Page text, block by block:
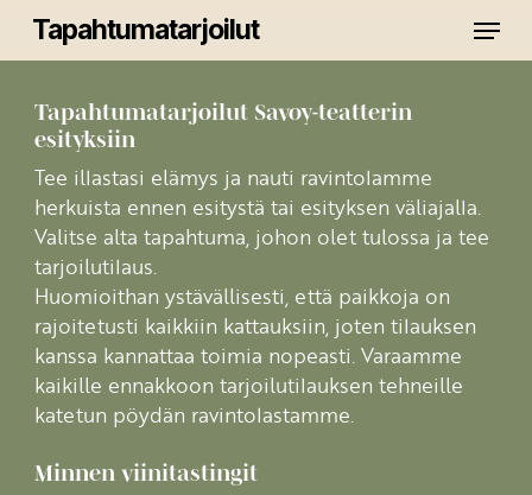
Skip
content
Tapahtumatarjoilut Menu
Tapahtumatarjoilut Savoy-teatterin
esityksiin
Tee illastasi elämys ja nauti ravintolamme
herkuista ennen esitystä tai esityksen väliajalla.
Valitse alta tapahtuma, johon olet tulossa ja tee
tarjoilutilaus.
Huomioithan ystävällisesti, että paikkoja on
rajoitetusti kaikkiin kattauksiin, joten tilauksen
kanssa kannattaa toimia nopeasti. Varaamme
kaikille ennakkoon tarjoilutilauksen tehneille
katetun pöydän ravintolastamme.
Minnen viinitastingit